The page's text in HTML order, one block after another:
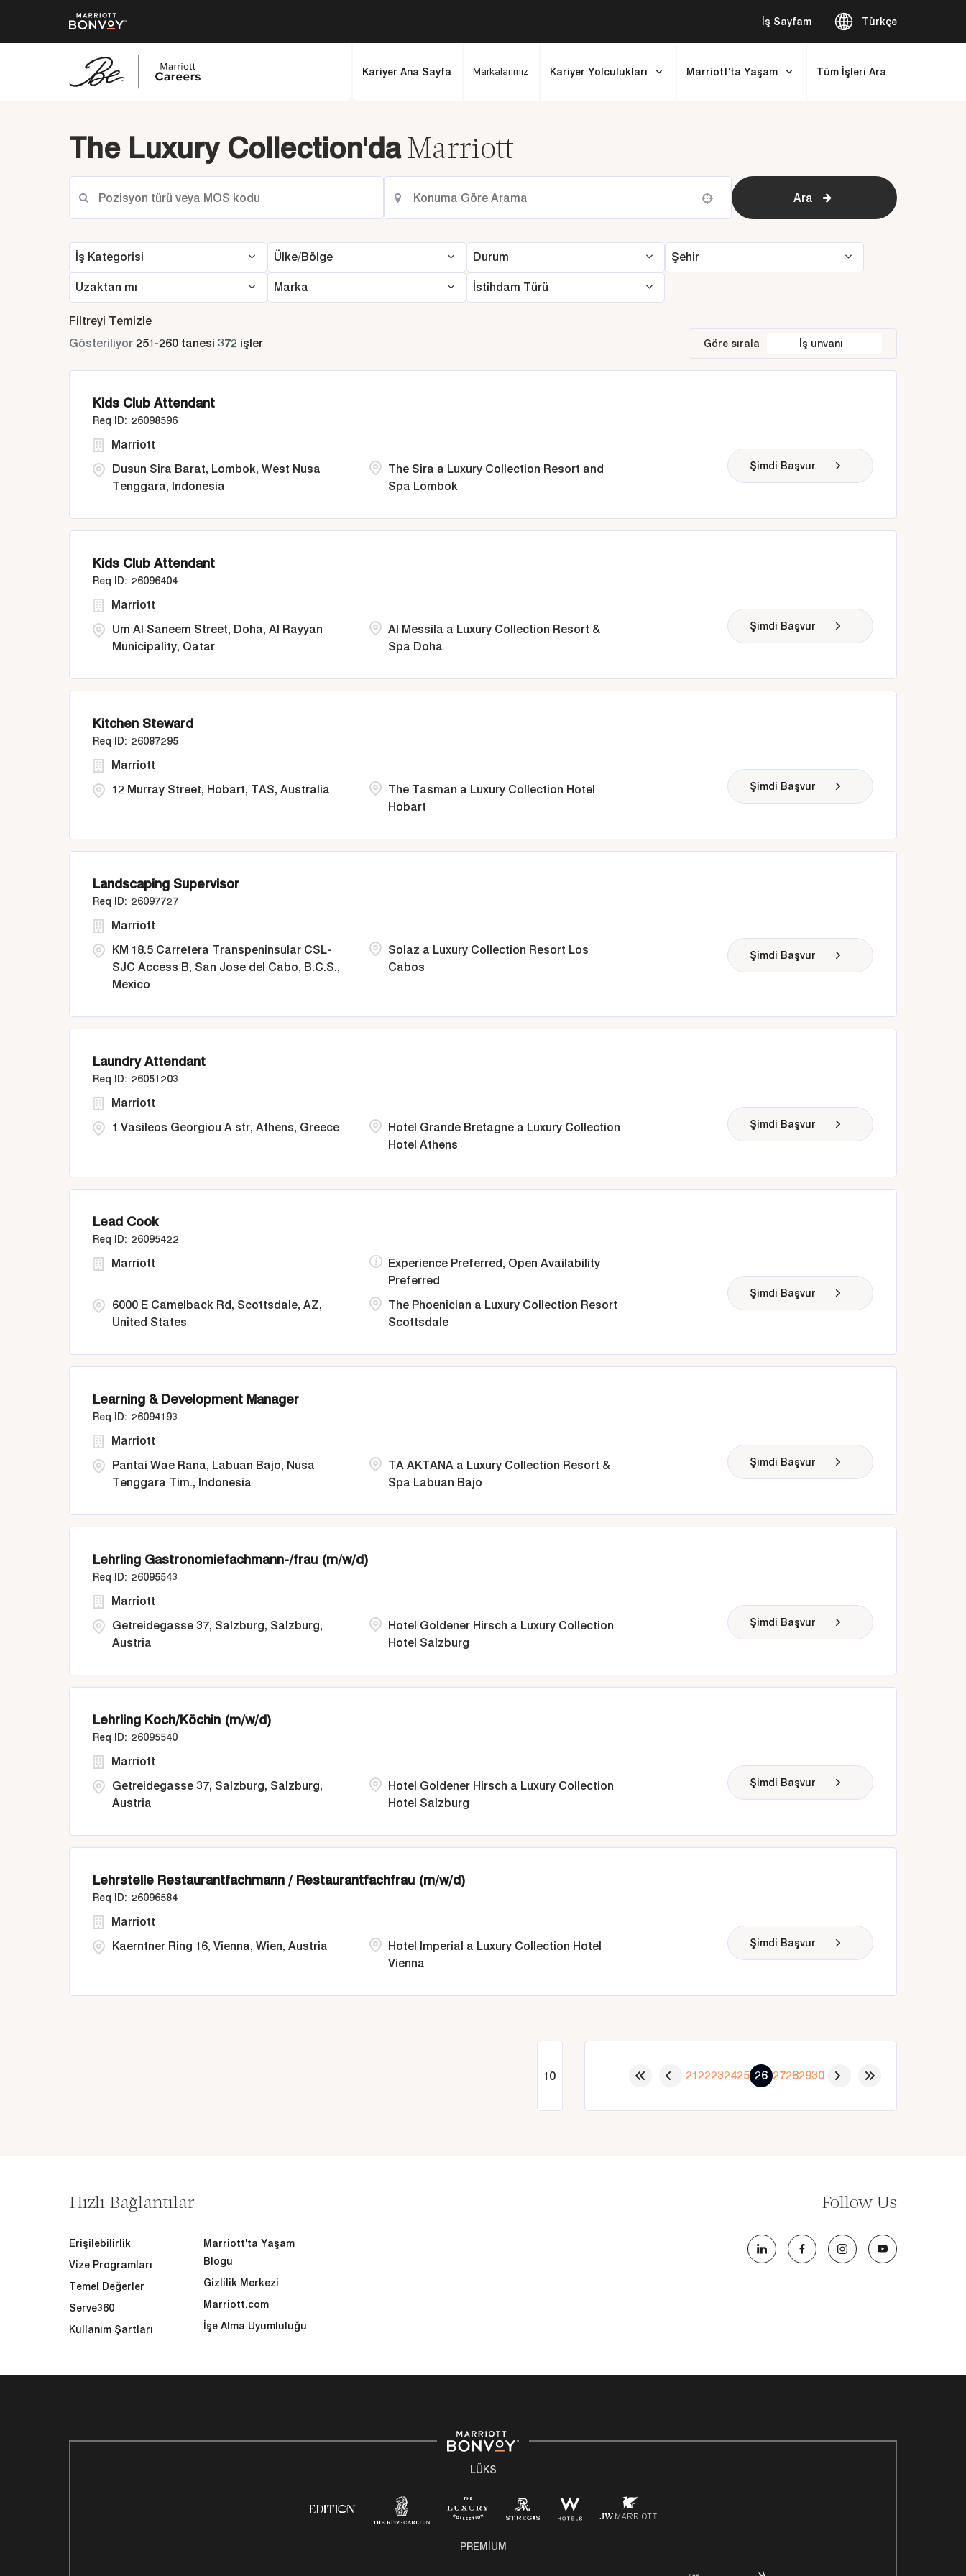
İş Sayfam Türkçe
Kariyer Ana Sayfa Markalarımız Kariyer Yolculukları Marriott'ta Yaşam Tüm İşleri Ara
The Luxury Collection'daMarriott
Ara
İş Kategorisi Ülke/Bölge Durum Şehir
Uzaktan mı Marka İstihdam Türü
Filtreyi Temizle
Gösteriliyor 251 -260 tanesi 372 işler Göre sırala İş unvanı
Kids Club Attendant
26098596
Dusun Sira Barat, Lombok, West Nusa
Tenggara, Indonesia
Marriott
The Sira a Luxury Collection Resort and
Spa Lombok
Şimdi Başvur
Kids Club Attendant
26096404
Um Al Saneem Street, Doha, Al Rayyan
Municipality, Qatar
Marriott
Al Messila a Luxury Collection Resort &
Spa Doha
Şimdi Başvur
Kitchen Steward
26087295
12 Murray Street, Hobart, TAS, Australia
Marriott
The Tasman a Luxury Collection Hotel
Hobart
Şimdi Başvur
Landscaping Supervisor
26097727
KM 18.5 Carretera Transpeninsular CSL-
SJC Access B, San Jose del Cabo, B.C.S.,
Mexico
Marriott
Solaz a Luxury Collection Resort Los
Cabos
Şimdi Başvur
Laundry Attendant
26051203
1 Vasileos Georgiou A str, Athens, Greece
Marriott
Hotel Grande Bretagne a Luxury Collection
Hotel Athens
Şimdi Başvur
Lead Cook
26095422
6000 E Camelback Rd, Scottsdale, AZ,
United States
Marriott
The Phoenician a Luxury Collection Resort
Scottsdale
Experience Preferred, Open Availability
Preferred
Şimdi Başvur
Learning & Development Manager
26094193
Pantai Wae Rana, Labuan Bajo, Nusa
Tenggara Tim., Indonesia
Marriott
TA AKTANA a Luxury Collection Resort &
Spa Labuan Bajo
Şimdi Başvur
Lehrling Gastronomiefachmann-/frau (m/w/d)
26095543
Getreidegasse 37, Salzburg, Salzburg,
Austria
Marriott
Hotel Goldener Hirsch a Luxury Collection
Hotel Salzburg
Şimdi Başvur
Lehrling Koch/Köchin (m/w/d)
26095540
Getreidegasse 37, Salzburg, Salzburg,
Austria
Marriott
Hotel Goldener Hirsch a Luxury Collection
Hotel Salzburg
Şimdi Başvur
Lehrstelle Restaurantfachmann / Restaurantfachfrau (m/w/d)
26096584
Kaerntner Ring 16, Vienna, Wien, Austria
Marriott
Hotel Imperial a Luxury Collection Hotel
Vienna
Şimdi Başvur
2122232425 26 27282930
Hızlı Bağlantılar
Erişilebilirlik
Vize Programları
Temel Değerler
Serve360
Kullanım Şartları
Marriott'ta Yaşam
Blogu
Gizlilik Merkezi
Marriott.com
İşe Alma Uyumluluğu
Follow Us
LÜKS
PREMIUM